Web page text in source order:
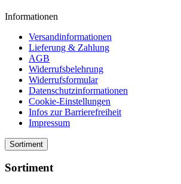
Informationen
Versandinformationen
Lieferung & Zahlung
AGB
Widerrufsbelehrung
Widerrufsformular
Datenschutzinformationen
Cookie-Einstellungen
Infos zur Barrierefreiheit
Impressum
Sortiment
Sortiment